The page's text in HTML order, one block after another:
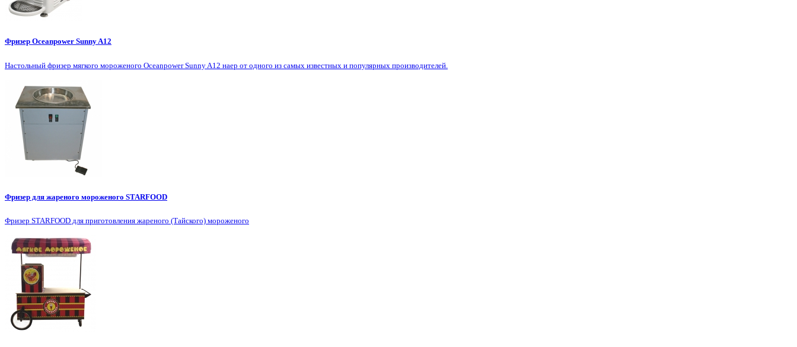
Фризер Oceanpower Sunny A12
Настольный фризер мягкого мороженого Oceanpower Sunny A12 наер от одного из самых известных и популярных производителей.
Фризер для жареного мороженого STARFOOD
Фризер STARFOOD для приготовления жареного (Тайского) мороженого